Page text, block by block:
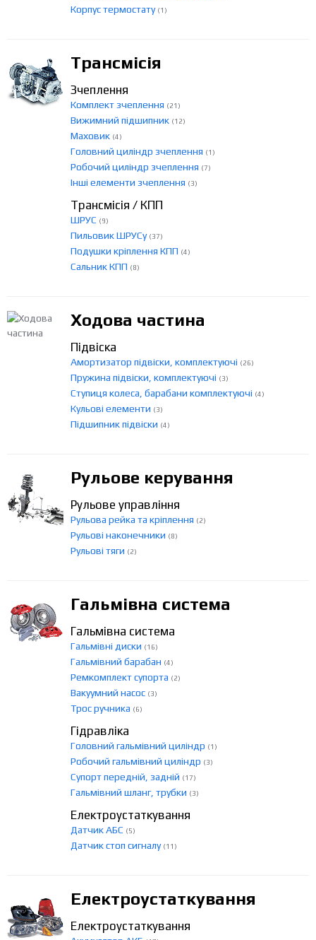
Корпус термостату (1)
Трансмісія
Зчеплення
Комплект зчеплення (21)
Вижимний підшипник (12)
Маховик (4)
Головний циліндр зчеплення (1)
Робочий циліндр зчеплення (7)
Інші елементи зчеплення (3)
Трансмісія / КПП
ШРУС (9)
Пильовик ШРУСу (37)
Подушки кріплення КПП (4)
Сальник КПП (8)
Ходова частина
Підвіска
Амортизатор підвіски, комплектуючі (26)
Пружина підвіски, комплектуючі (3)
Ступиця колеса, барабани комплектуючі (4)
Кульові елементи (3)
Підшипник підвіски (4)
Рульове керування
Рульове управління
Рульова рейка та кріплення (2)
Рульові наконечники (8)
Рульові тяги (2)
Гальмівна система
Гальмівна система
Гальмівні диски (16)
Гальмівний барабан (4)
Ремкомплект супорта (2)
Вакуумний насос (3)
Трос ручника (6)
Гідравліка
Головний гальмівний циліндр (1)
Робочий гальмівний циліндр (3)
Супорт передній, задній (17)
Гальмівний шланг, трубки (3)
Електроустаткування
Датчик АБС (5)
Датчик стоп сигналу (11)
Електроустаткування
Електроустаткування